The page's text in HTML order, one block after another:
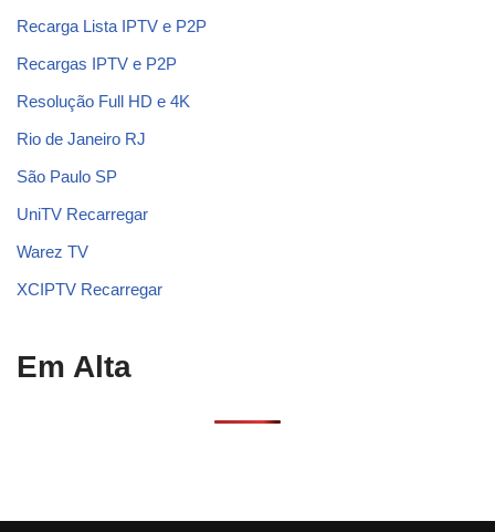
Recarga Lista IPTV e P2P
Recargas IPTV e P2P
Resolução Full HD e 4K
Rio de Janeiro RJ
São Paulo SP
UniTV Recarregar
Warez TV
XCIPTV Recarregar
Em Alta